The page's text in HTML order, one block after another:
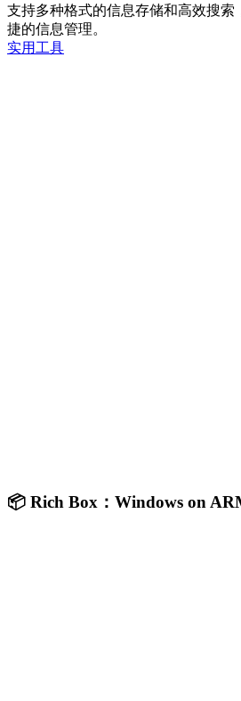
支持多种格式的信息存储和高效搜索
捷的信息管理。
实用工具
📦 Rich Box：Windows on